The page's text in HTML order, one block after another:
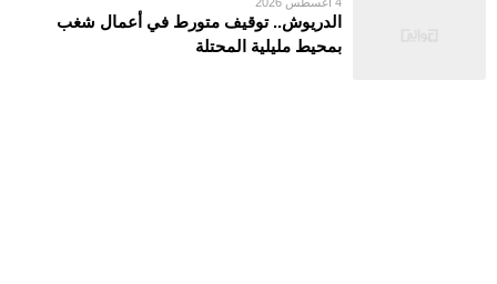
الدريوش.. توقيف متورط في أعمال شغب
بمحيط مليلية المحتلة